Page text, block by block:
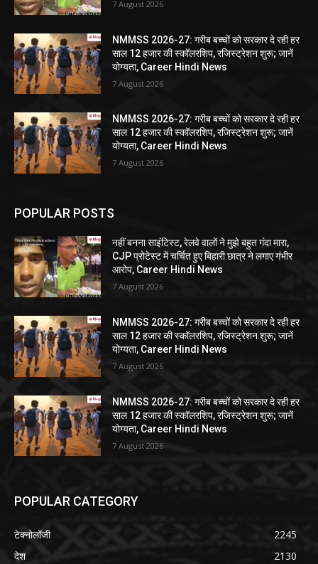
7 August 2026
NMMSS 2026-27: गरीब बच्चों को सरकार दे रही हर
साल 12 हजार की स्कॉलरशिप, रजिस्ट्रेशन शुरू; जानें
योग्यता, Career Hindi News
7 August 2026
NMMSS 2026-27: गरीब बच्चों को सरकार दे रही हर
साल 12 हजार की स्कॉलरशिप, रजिस्ट्रेशन शुरू; जानें
योग्यता, Career Hindi News
7 August 2026
POPULAR POSTS
नहीं बनना साइंटिस्ट, रेलवे वालों ने मुझे बहुत गंदा मारा,
CJP प्रोटेस्ट में चर्चित हुए बिहारी छात्र ने लगाए गंभीर
आरोप, Career Hindi News
7 August 2026
NMMSS 2026-27: गरीब बच्चों को सरकार दे रही हर
साल 12 हजार की स्कॉलरशिप, रजिस्ट्रेशन शुरू; जानें
योग्यता, Career Hindi News
7 August 2026
NMMSS 2026-27: गरीब बच्चों को सरकार दे रही हर
साल 12 हजार की स्कॉलरशिप, रजिस्ट्रेशन शुरू; जानें
योग्यता, Career Hindi News
7 August 2026
POPULAR CATEGORY
टेक्नोलॉजी
2245
देश
2130